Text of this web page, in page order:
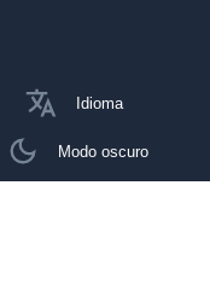
Idioma
Modo oscuro